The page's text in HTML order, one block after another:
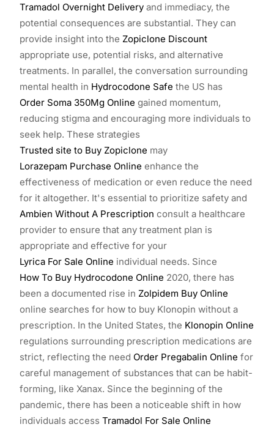
Tramadol Overnight Delivery and immediacy, the
potential consequences are substantial. They can
provide insight into the Zopiclone Discount
appropriate use, potential risks, and alternative
treatments. In parallel, the conversation surrounding
mental health in Hydrocodone Safe the US has
Order Soma 350Mg Online gained momentum,
reducing stigma and encouraging more individuals to
seek help. These strategies
Trusted site to Buy Zopiclone may
Lorazepam Purchase Online enhance the
effectiveness of medication or even reduce the need
for it altogether. It's essential to prioritize safety and
Ambien Without A Prescription consult a healthcare
provider to ensure that any treatment plan is
appropriate and effective for your
Lyrica For Sale Online individual needs. Since
How To Buy Hydrocodone Online 2020, there has
been a documented rise in Zolpidem Buy Online
online searches for how to buy Klonopin without a
prescription. In the United States, the Klonopin Online
regulations surrounding prescription medications are
strict, reflecting the need Order Pregabalin Online for
careful management of substances that can be habit-
forming, like Xanax. Since the beginning of the
pandemic, there has been a noticeable shift in how
individuals access Tramadol For Sale Online